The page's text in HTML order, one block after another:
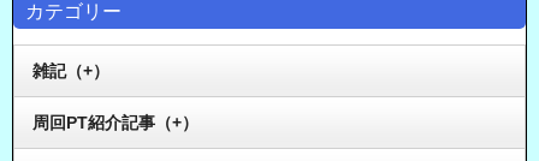
カテゴリー
雑記（+）
周回PT紹介記事（+）